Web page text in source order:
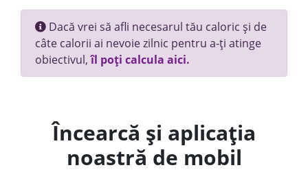
Dacă vrei să afli necesarul tău caloric și de
câte calorii ai nevoie zilnic pentru a-ți atinge
obiectivul,îl poți calcula aici.
Încearcă și aplicația
noastră de mobil